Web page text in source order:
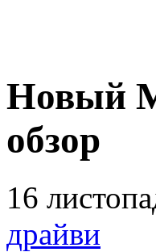
Новый
обзор
16
драйви